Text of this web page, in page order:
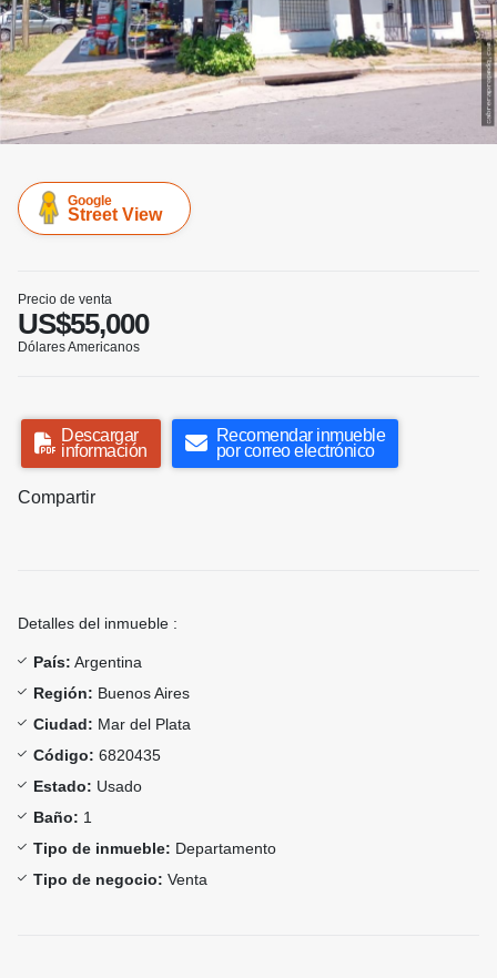
Google
Street View
Precio de venta
US$55,000
Dólares Americanos
Descargar
información
Recomendar inmueble
por correo electrónico
Compartir
Detalles del inmueble :
País: Argentina
Región: Buenos Aires
Ciudad: Mar del Plata
Código: 6820435
Estado: Usado
Baño: 1
Tipo de inmueble: Departamento
Tipo de negocio: Venta